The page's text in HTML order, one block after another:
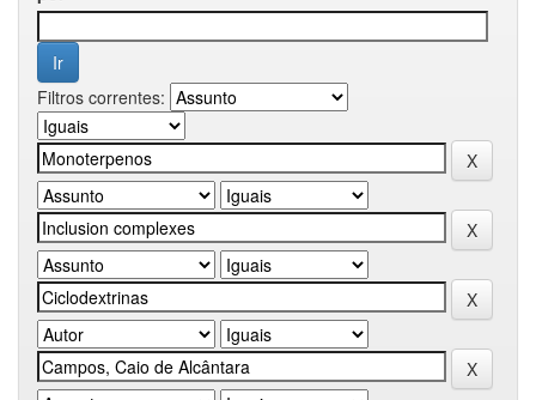
Filtros correntes: